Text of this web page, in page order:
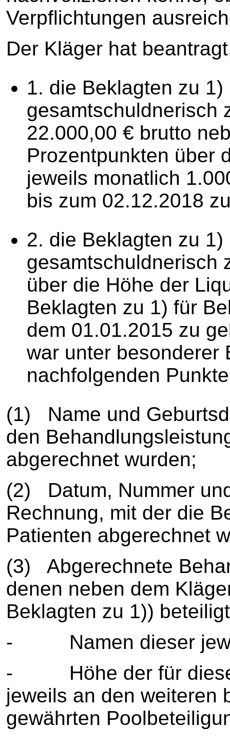
Verpflichtungen
Der Kläger hat
1. die Beklagten zu 1)
gesamtschuldnerisch
22.000,00 € brutto
Prozentpunkten über
jeweils monatlich
bis zum 02.12.2018
2. die Beklagten zu 1)
gesamtschuldnerisch
über die Höhe der
Beklagten zu 1) für
dem 01.01.2015 zu
war unter besonderer
nachfolgenden
(1) Name und
den
abgerechnet wurden;
(2) Datum, Nummer
Rechnung, mit der die
Patienten abgerechnet
(3) Abgerechnete
denen neben dem
Beklagten zu 1))
- Namen dieser
- Höhe der für diese
jeweils an den weiteren
gewährten